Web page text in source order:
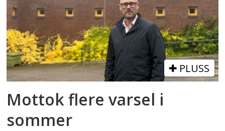
PLUSS
Mottok flere varsel i
sommer